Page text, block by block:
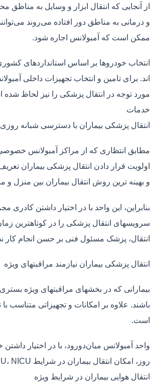
از آنجایی که انتقال ابزار و وسایل به
و درمانی به مناطق دور افتاده می‌روند
ممکن است که آمبولانس اجاره شود.
انتخاب خودروها بر اساس استانداردهای
اند. برای تامین و انتخاب تجهیزات داخلی
مورد توجه در انتقال پزشکی را نیز لحاظ
خدمات
انتقال پزشکی بیماران با دسترسی شبانه روزی
مطابق انتظاری که از مراکز آمبولانس
اولویت قرار دادن انتقال پزشکی بیماران
و بهینه ترین روش انتقال بیماران بین
بنابراین، این واحد با در اختیار داشتن
سرویسهای انتقال پزشکی را در کوتاهترین
انتقال، پزشک مسئول فنی بر حسن انجام
انتقال پزشکی بیماران نیازمند مراقبتهای ویژه
بیمارانی که در بخشهای مراقبتهای ویژه
باشند. علاوه بر امکانات و تجهیزاتی متناسب
است.
واحد آمبولانس میان‌دورود، با در اختیار
روز، امکان انتقال بیماران در شرایط CCU، ICU، NICU و PICU را دارد.
انتقال هوایی بیماران در شرایط ویژه